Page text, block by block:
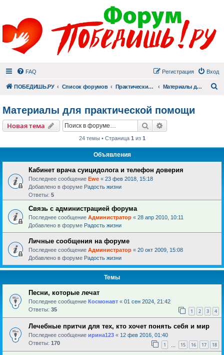
FAQ Вход
Регистрация
ПОБЕДИШЬ.РУ Список форумов Практический раздел Материалы для практической помощи
Материалы для практической помощи
Новая тема Поиск
24 темы • Страница 1 из 1
Объявления
Кабинет врача суицидолога и телефон доверия
Последнее сообщение Ewe « 23 фев 2018, 15:18
Добавлено в форуме Радость жизни
Ответы: 5
Связь с администрацией форума
Последнее сообщение Администратор « 28 апр 2010, 10:11
Добавлено в форуме Радость жизни
Личные сообщения на форуме
Последнее сообщение Администратор « 20 окт 2009, 15:08
Добавлено в форуме Радость жизни
Темы
Песни, которые лечат
Последнее сообщение Космонавт « 01 сен 2024, 21:42
Ответы: 35 1 2 3 4
Лечебные притчи для тех, кто хочет понять себя и мир
Последнее сообщение ирина123 « 12 фев 2016, 01:40
Ответы: 170 1 15 16 17 18